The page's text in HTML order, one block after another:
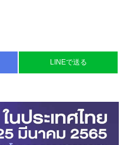
LINEで送る